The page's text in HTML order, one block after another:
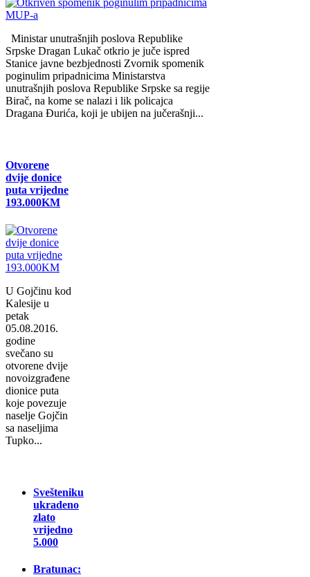
Ministar unutrašnjih poslova Republike
Srpske Dragan Lukač otkrio je juče ispred
Stanice javne bezbjednosti Zvornik spomenik
poginulim pripadnicima Ministarstva
unutrašnjih poslova Republike Srpske sa regije
Birač, na kome se nalazi i lik policajca
Dragana Đurića, koji je ubijen na jučerašnji...
Otvorene
dvije donice
puta vrijedne
193.000KM
U Gojčinu kod
Kalesije u
petak
05.08.2016.
godine
svečano su
otvorene dvije
novoizgrađene
dionice puta
koje povezuje
naselje Gojčin
sa naseljima
Tupko...
Svešteniku
ukradeno
zlato
vrijedno
5.000
Bratunac: